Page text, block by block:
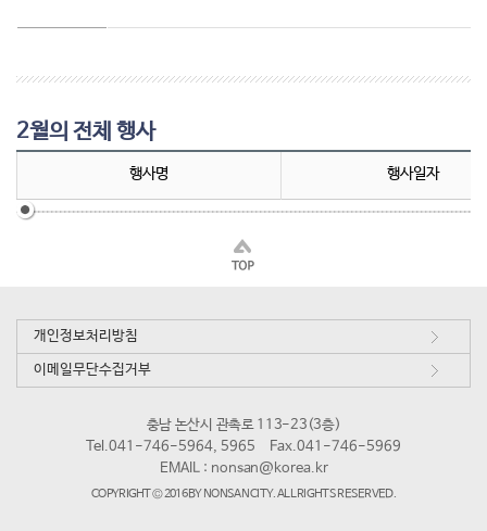
2월의 전체 행사
행사명 행사일자
개인정보처리방침
이메일무단수집거부
충남 논산시 관촉로 113-23(3층)
Tel.041-746-5964, 5965
Fax.041-746-5969
EMAIL : nonsan@korea.kr
COPYRIGHT © 2016 BY NONSAN CITY. ALL RIGHTS RESERVED.